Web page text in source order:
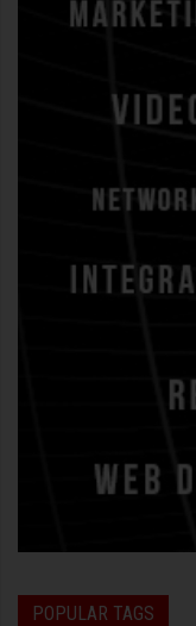
POPULAR TAGS